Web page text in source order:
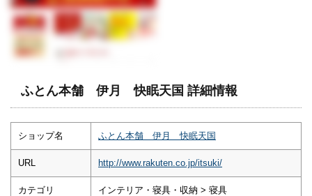
ふとん本舗 伊月 快眠天国 詳細情報
ショップ名 ふとん本舗 伊月 快眠天国
URL http://www.rakuten.co.jp/itsuki/
カテゴリ インテリア・寝具・収納 > 寝具